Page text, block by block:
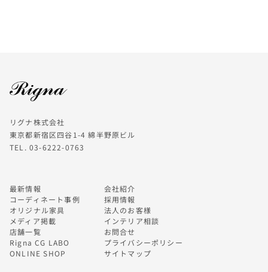
リグナ株式会社
東京都新宿区四谷1-4 綿半野原ビル
TEL. 03-6222-0763
最新情報
コーディネート事例
オリジナル家具
メディア掲載
店舗一覧
Rigna CG LABO
ONLINE SHOP
会社紹介
採用情報
法人のお客様
インテリア相談
お問合せ
プライバシーポリシー
サイトマップ